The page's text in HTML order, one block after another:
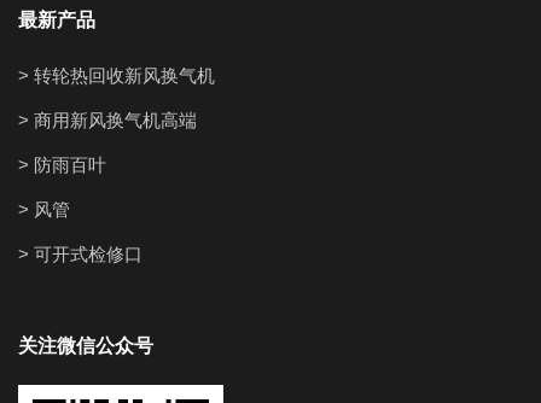
最新产品
> 转轮热回收新风换气机
> 商用新风换气机高端
> 防雨百叶
> 风管
> 可开式检修口
关注微信公众号